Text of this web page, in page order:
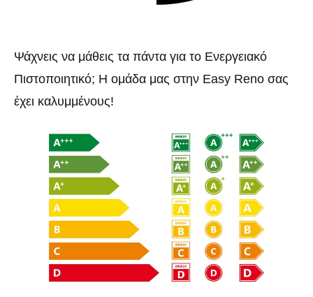
Ψάχνεις να μάθεις τα πάντα για το Ενεργειακό
Πιστοποιητικό; Η ομάδα μας στην Easy Reno σας
έχει καλυμμένους!